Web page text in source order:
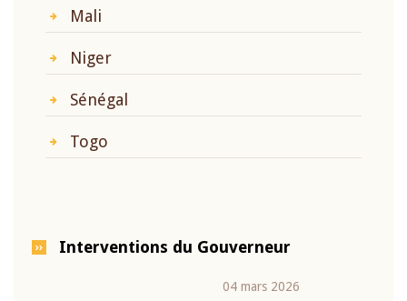
Mali
Niger
Sénégal
Togo
Interventions du Gouverneur